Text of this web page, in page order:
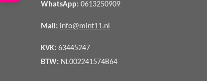
WhatsApp: 0613250909
Mail: info@mint11.nl
KVK: 63445247
BTW: NL002241574B64